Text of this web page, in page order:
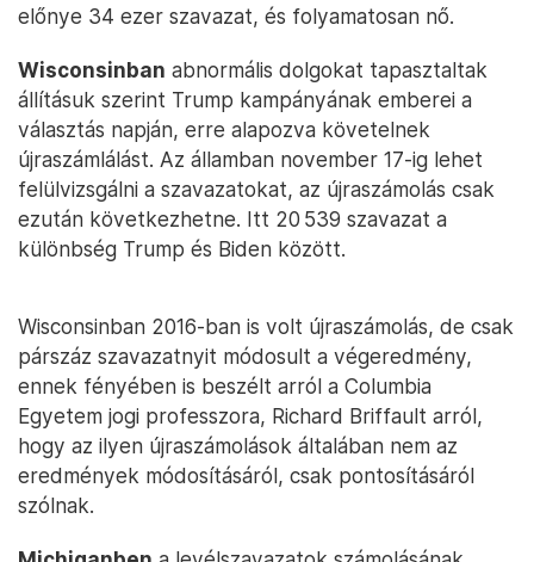
előnye 34 ezer szavazat, és folyamatosan nő.
Wisconsinban abnormális dolgokat tapasztaltak
állításuk szerint Trump kampányának emberei a
választás napján, erre alapozva követelnek
újraszámlálást. Az államban november 17-ig lehet
felülvizsgálni a szavazatokat, az újraszámolás csak
ezután következhetne. Itt 20 539 szavazat a
különbség Trump és Biden között.
Wisconsinban 2016-ban is volt újraszámolás, de csak
párszáz szavazatnyit módosult a végeredmény,
ennek fényében is beszélt arról a Columbia
Egyetem jogi professzora, Richard Briffault arról,
hogy az ilyen újraszámolások általában nem az
eredmények módosításáról, csak pontosításáról
szólnak.